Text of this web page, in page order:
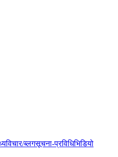
विचार/ब्लगसूचना-प्रविधिभिडियो